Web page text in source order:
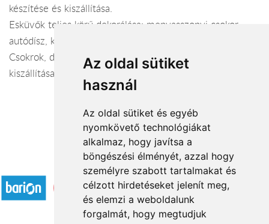
Az oldal sütiket
használ
Az oldal sütiket és egyéb
nyomkövető technológiákat
alkalmaz, hogy javítsa a
böngészési élményét, azzal hogy
személyre szabott tartalmakat és
célzott hirdetéseket jelenít meg,
és elemzi a weboldalunk
forgalmát, hogy megtudjuk
készítése és kiszállítása.
Esküvők teljes körű dekorálása: menyasszonyi csokor,
autódísz, koszorúslány és dobó csokor, kitűző.
Csokrok, díszek, virágkosarak rendelésre történő
kiszállítása
Elfogadott fizetési módok